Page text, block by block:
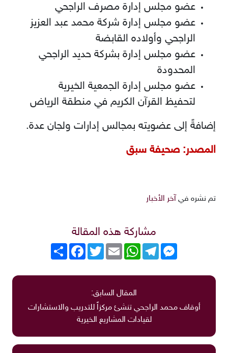
عضو مجلس إدارة مصرف الراجحي
عضو مجلس إدارة شركة محمد عبد العزيز
الراجحي وأولاده القابضة
عضو مجلس إدارة بشركة حديد الراجحي
المحدودة
عضو مجلس إدارة الجمعية الخيرية
لتحفيظ القرآن الكريم في منطقة الرياض
إضافةً إلى عضويته بمجالس إدارات ولجان عدة.
المصدر: صحيفة سبق
تم نشره في آخر الأخبار
مشاركة هذه المقالة
انشر
FacebookTwitterEmail
WhatsAppTelegram
Messenger
المقال السابق:
أوقاف محمد الراجحي تنشئ مركزاً للتدريب والاستشارات
لقيادات المشاريع الخيرية